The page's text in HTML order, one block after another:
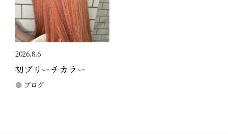
2026.8.6
初ブリーチカラー
ブログ